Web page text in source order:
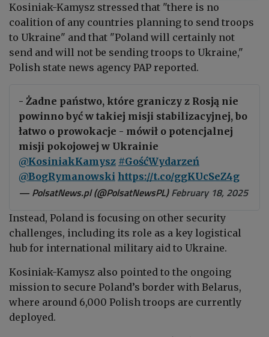
Kosiniak-Kamysz stressed that "there is no
coalition of any countries planning to send troops
to Ukraine" and that "Poland will certainly not
send and will not be sending troops to Ukraine,"
Polish state news agency PAP reported.
- Żadne państwo, które graniczy z Rosją nie
powinno być w takiej misji stabilizacyjnej, bo
łatwo o prowokacje - mówił o potencjalnej
misji pokojowej w Ukrainie
@KosiniakKamysz #GośćWydarzeń
@BogRymanowski https://t.co/ggKUcSeZ4g
— PolsatNews.pl (@PolsatNewsPL)February 18, 2025
Instead, Poland is focusing on other security
challenges, including its role as a key logistical
hub for international military aid to Ukraine.
Kosiniak-Kamysz also pointed to the ongoing
mission to secure Poland’s border with Belarus,
where around 6,000 Polish troops are currently
deployed.